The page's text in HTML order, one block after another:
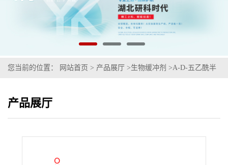
您当前的位置： 网站首页 > 产品展厅 >生物缓冲剂 >A-D-五乙酰半
产品展厅